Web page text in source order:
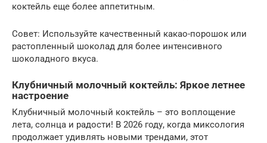
коктейль еще более аппетитным.
Совет: Используйте качественный какао-порошок или
растопленный шоколад для более интенсивного
шоколадного вкуса.
Клубничный молочный коктейль: Яркое летнее
настроение
Клубничный молочный коктейль – это воплощение
лета, солнца и радости! В 2026 году, когда миксология
продолжает удивлять новыми трендами, этот